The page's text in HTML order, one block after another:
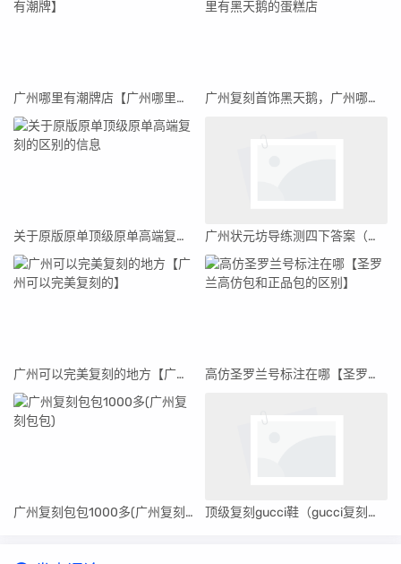
广州哪里有潮牌店【广州哪里有潮牌】 广州复刻首饰黑天鹅，广州哪里有黑天鹅的蛋糕店
关于原版原单顶级原单高端复刻的区别的信息 广州状元坊导练测四下答案（广州状元坊）
广州可以完美复刻的地方【广州可以完美复刻的】 高仿圣罗兰号标注在哪【圣罗兰高仿包和正品包的区别】
广州复刻包包1000多(广州复刻包包) 顶级复刻gucci鞋（gucci复刻做得好的淘宝店）